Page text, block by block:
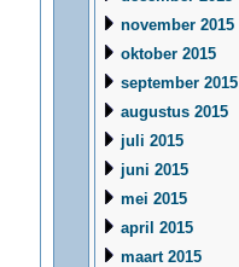
november 2015
oktober 2015
september 2015
augustus 2015
juli 2015
juni 2015
mei 2015
april 2015
maart 2015